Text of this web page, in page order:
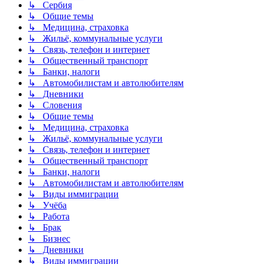
↳ Сербия
↳ Общие темы
↳ Медицина, страховка
↳ Жильё, коммунальные услуги
↳ Связь, телефон и интернет
↳ Общественный транспорт
↳ Банки, налоги
↳ Автомобилистам и автолюбителям
↳ Дневники
↳ Словения
↳ Общие темы
↳ Медицина, страховка
↳ Жильё, коммунальные услуги
↳ Связь, телефон и интернет
↳ Общественный транспорт
↳ Банки, налоги
↳ Автомобилистам и автолюбителям
↳ Виды иммиграции
↳ Учёба
↳ Работа
↳ Брак
↳ Бизнес
↳ Дневники
↳ Виды иммиграции